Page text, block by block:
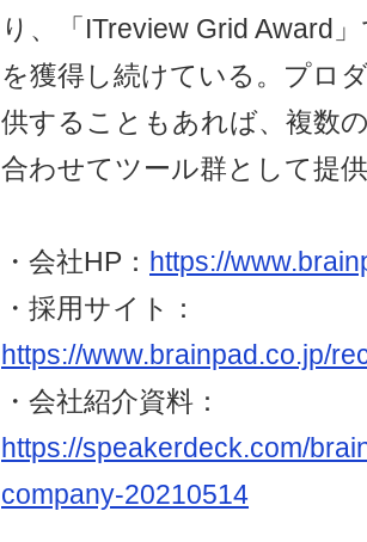
り、「ITreview Grid Award
を獲得し続けている。プロ
供することもあれば、複数
合わせてツール群として提
・会社HP： https://
・採用サイト：
https://www.brainpad.co.jp/
・会社紹介資料：
https://speakerdeck.com/
company-20210514